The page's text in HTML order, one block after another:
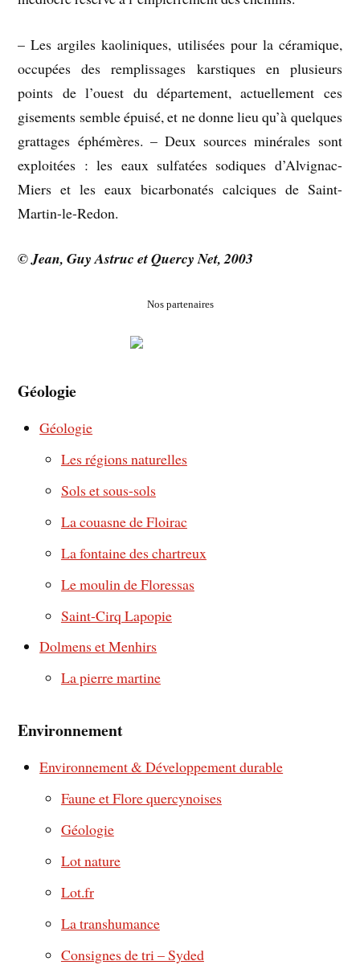
– Les argiles kaoliniques, utilisées pour la céramique,
occupées des remplissages karstiques en plusieurs
points de l’ouest du département, actuellement ces
gisements semble épuisé, et ne donne lieu qu’à quelques
grattages éphémères. – Deux sources minérales sont
exploitées : les eaux sulfatées sodiques d’Alvignac-
Miers et les eaux bicarbonatés calciques de Saint-
Martin-le-Redon.
© Jean, Guy Astruc et Quercy Net, 2003
Nos partenaires
Géologie
Géologie
Les régions naturelles
Sols et sous-sols
La couasne de Floirac
La fontaine des chartreux
Le moulin de Floressas
Saint-Cirq Lapopie
Dolmens et Menhirs
La pierre martine
Environnement
Environnement & Développement durable
Faune et Flore quercynoises
Géologie
Lot nature
Lot.fr
La transhumance
Consignes de tri – Syded